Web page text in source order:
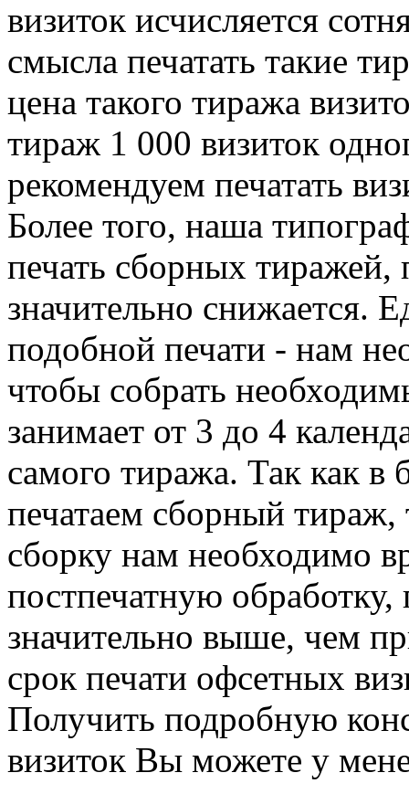
визиток исчисляется
смысла печатать такие
цена такого тиража
тираж 1 000 визиток
рекомендуем печатать
Более того, наша
печать сборных тиражей,
значительно снижается.
подобной печати - нам
чтобы собрать
занимает от 3 до 4
самого тиража. Так как в
печатаем сборный
сборку нам необходимо
постпечатную обработку,
значительно выше, чем
срок печати офсетных
Получить подробную
визиток Вы можете у